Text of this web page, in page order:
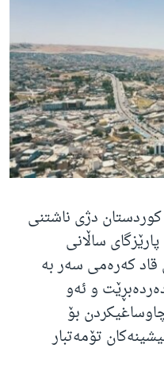
دژی ناشتنی
ساڵانی
قاد کەرەمی سەر بە
و ئەو
بۆ
تۆمەتبار